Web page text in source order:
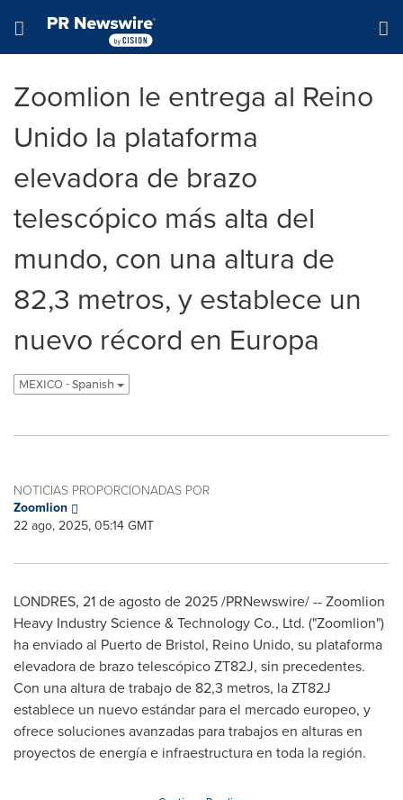
Hamburger menu
Zoomlion le entrega al Reino
Unido la plataforma
elevadora de brazo
telescópico más alta del
mundo, con una altura de
82,3 metros, y establece un
nuevo récord en Europa
MEXICO - Spanish
NOTICIAS PROPORCIONADAS POR
Zoomlion
22 ago, 2025, 05:14 GMT
LONDRES, 21 de agosto de 2025/PRNewswire/ -- Zoomlion
Heavy Industry Science & Technology Co., Ltd. ("Zoomlion")
ha enviado al Puerto de Bristol, Reino Unido, su plataforma
elevadora de brazo telescópico ZT82J, sin precedentes.
Con una altura de trabajo de 82,3 metros, la ZT82J
establece un nuevo estándar para el mercado europeo, y
ofrece soluciones avanzadas para trabajos en alturas en
proyectos de energía e infraestructura en toda la región.